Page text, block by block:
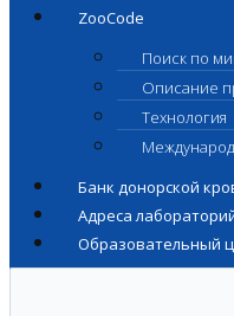
ZooCode
Поиск по
Описание
Технология
Банк донорской
Адреса
Образовательный